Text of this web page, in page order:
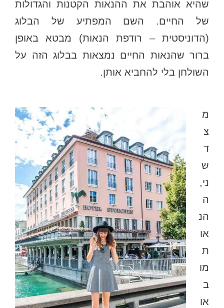
שהיא אוהבת את ההנאות הקטנות והגדולות
של החיים. השם המפתיע של הבלוג
(הדוניסטית – רודפת הנאות) מבטא באופן
ברור שהנאות החיים נמצאות בבלוג הזה על
השולחן בלי להחביא אותן.
מ
צ
ד
ש
ני,
ה
הנ
או
ת
מו
ב
או